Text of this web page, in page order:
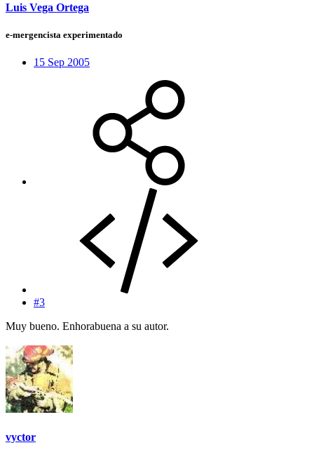
Luis Vega Ortega
e-mergencista experimentado
15 Sep 2005
#3
Muy bueno. Enhorabuena a su autor.
vyctor